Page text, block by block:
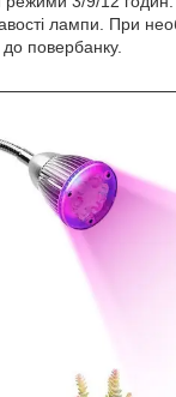
лампи. При
повербанку.